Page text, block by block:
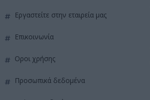
εργαστείτε στην εταιρεία μας
επικοινωνία
όροι χρήσης
προσωπικά δεδομένα